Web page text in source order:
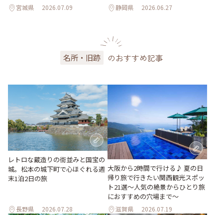
宮城県 2026.07.09 静岡県 2026.06.27
名所・旧跡 のおすすめ記事
レトロな蔵造りの街並みと国宝の
城。松本の城下町で心ほぐれる週
末1泊2日の旅
長野県 2026.07.28
大阪から2時間で行ける♪ 夏の日
帰り旅で行きたい関西観光スポッ
ト21選～人気の絶景からひとり旅
におすすめの穴場まで～
滋賀県 2026.07.19